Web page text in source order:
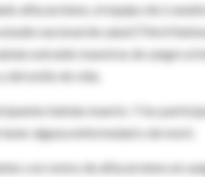
alfacaroteno, el equipo de Li
nacional de salud (Third
extraído muestras de sangre al
estilo de vida.
habían muerto. Y los
alguna enfermedad o de morir.
con restos de alfacaroteno en